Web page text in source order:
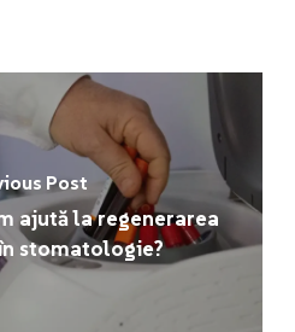
Post
ajută la regenerarea
stomatologie?